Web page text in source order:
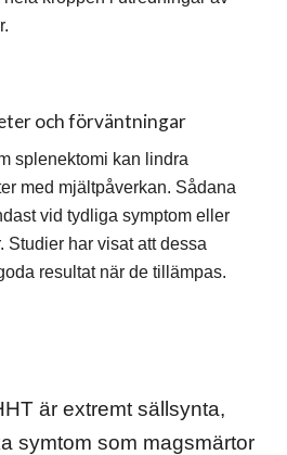
och förväntningar
splenektomi kan lindra
med mjältpåverkan. Sådana
vid tydliga symptom eller
Studier har visat att dessa
resultat när de tillämpas.
är extremt sällsynta,
symtom som magsmärtor